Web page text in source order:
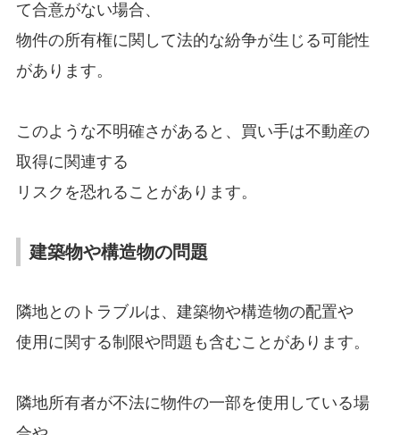
て合意がない場合、
物件の所有権に関して法的な紛争が生じる可能性
があります。
このような不明確さがあると、買い手は不動産の
取得に関連する
リスクを恐れることがあります。
建築物や構造物の問題
隣地とのトラブルは、建築物や構造物の配置や
使用に関する制限や問題も含むことがあります。
隣地所有者が不法に物件の一部を使用している場